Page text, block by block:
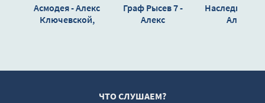
20
Асмодея - Алекс
Ключевской,
Граф Рысев 7 -
Алекс
Наследнички
Алекс
ЧТО СЛУШАЕМ?